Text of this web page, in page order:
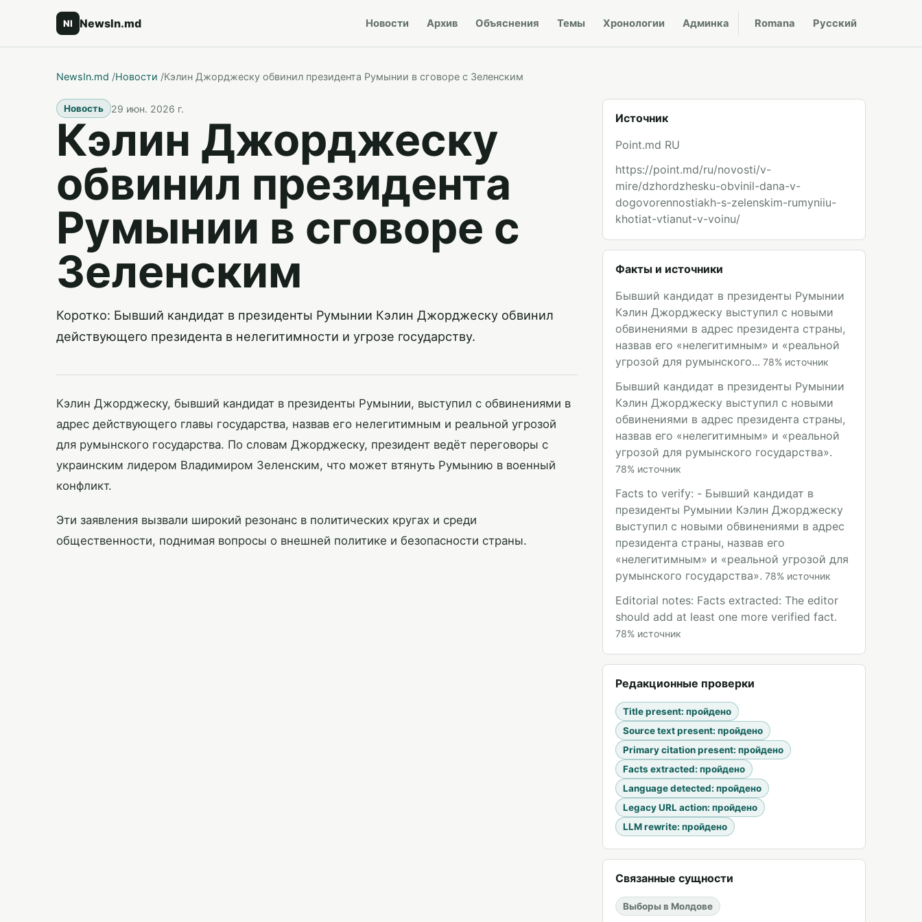
NI NewsIn.md Новости Архив Объяснения Темы Хронологии Админка Romana Русский
NewsIn.md /Новости /Кэлин Джорджеску обвинил президента Румынии в сговоре с Зеленским
Новость 29 июн. 2026 г.
Кэлин Джорджеску
обвинил президента
Румынии в сговоре с
Зеленским
Коротко: Бывший кандидат в президенты Румынии Кэлин Джорджеску обвинил
действующего президента в нелегитимности и угрозе государству.
Кэлин Джорджеску, бывший кандидат в президенты Румынии, выступил с обвинениями в
адрес действующего главы государства, назвав его нелегитимным и реальной угрозой
для румынского государства. По словам Джорджеску, президент ведёт переговоры с
украинским лидером Владимиром Зеленским, что может втянуть Румынию в военный
конфликт.
Эти заявления вызвали широкий резонанс в политических кругах и среди
общественности, поднимая вопросы о внешней политике и безопасности страны.
Источник
Point.md RU
https://point.md/ru/novosti/v-
mire/dzhordzhesku-obvinil-dana-v-
dogovorennostiakh-s-zelenskim-rumyniiu-
khotiat-vtianut-v-voinu/
Факты и источники
Бывший кандидат в президенты Румынии
Кэлин Джорджеску выступил с новыми
обвинениями в адрес президента страны,
назвав его «нелегитимным» и «реальной
угрозой для румынского... 78% источник
Бывший кандидат в президенты Румынии
Кэлин Джорджеску выступил с новыми
обвинениями в адрес президента страны,
назвав его «нелегитимным» и «реальной
угрозой для румынского государства».
78% источник
Facts to verify: - Бывший кандидат в
президенты Румынии Кэлин Джорджеску
выступил с новыми обвинениями в адрес
президента страны, назвав его
«нелегитимным» и «реальной угрозой для
румынского государства». 78% источник
Editorial notes: Facts extracted: The editor
should add at least one more verified fact.
78% источник
Редакционные проверки
Title present: пройдено
Source text present: пройдено
Primary citation present: пройдено
Facts extracted: пройдено
Language detected: пройдено
Legacy URL action: пройдено
LLM rewrite: пройдено
Связанные сущности
Выборы в Молдове